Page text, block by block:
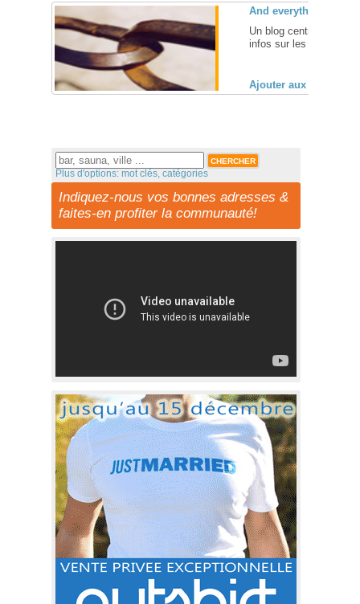
And everything still
Un blog centré sur la
infos sur les modèles,
Ajouter aux favoris
Plus d'options: mot clés, catégories
Indiquez-nous vos bonnes adresses &
faites-en profiter la communauté!